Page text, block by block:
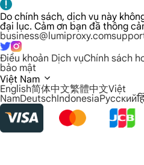
Do chính sách, dịch vụ này
đại lục. Cảm ơn bạn đã thông
business@lumiproxy.com
Điều khoản Dịch vụChính sách
bảo mật
Việt Nam
English简体中文繁體中文Việt
NamDeutschIndonesiaРусский